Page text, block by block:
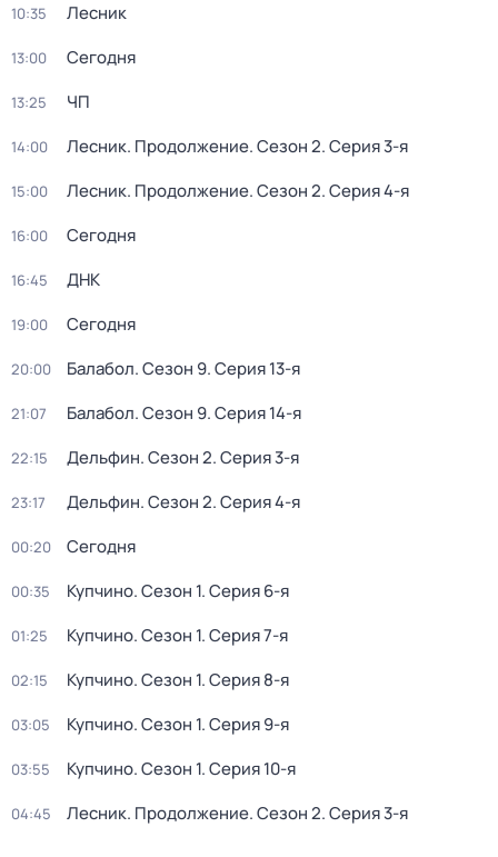
10:35 Лесник
13:00 Сегодня
13:25 ЧП
14:00 Лесник. Продолжение. Сезон 2. Серия 3-я
15:00 Лесник. Продолжение. Сезон 2. Серия 4-я
16:00 Сегодня
16:45 ДНК
19:00 Сегодня
20:00 Балабол. Сезон 9. Серия 13-я
21:07 Балабол. Сезон 9. Серия 14-я
22:15 Дельфин. Сезон 2. Серия 3-я
23:17 Дельфин. Сезон 2. Серия 4-я
00:20 Сегодня
00:35 Купчино. Сезон 1. Серия 6-я
01:25 Купчино. Сезон 1. Серия 7-я
02:15 Купчино. Сезон 1. Серия 8-я
03:05 Купчино. Сезон 1. Серия 9-я
03:55 Купчино. Сезон 1. Серия 10-я
04:45 Лесник. Продолжение. Сезон 2. Серия 3-я